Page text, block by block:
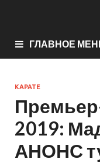
ГЛАВНОЕ
КАРАТЕ
2019:
АНОНС